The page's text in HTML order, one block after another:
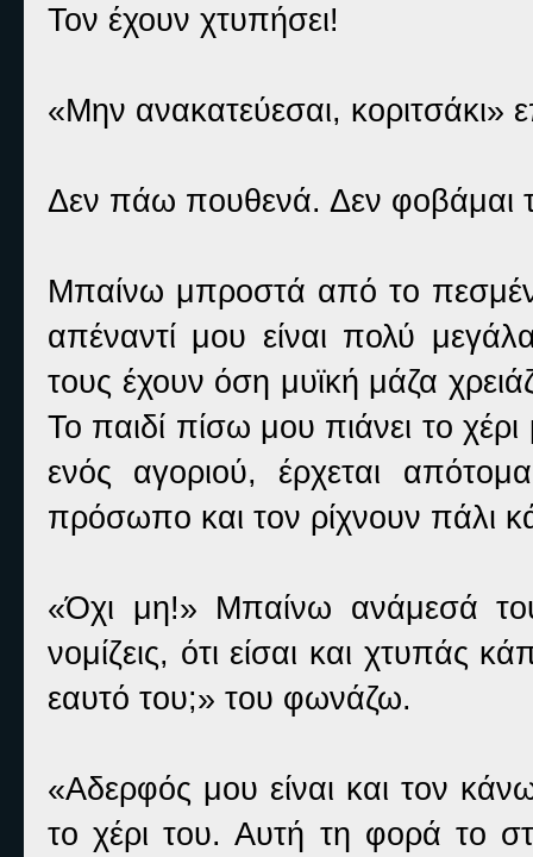
Τον έχουν χτυπήσει!
«Μην ανακατεύεσαι, κοριτσάκι»
Δεν πάω πουθενά. Δεν φοβάμαι
Μπαίνω μπροστά από το
απέναντί μου είναι πολύ
τους έχουν όση μυϊκή μάζα
Το παιδί πίσω μου πιάνει το
ενός αγοριού, έρχεται
πρόσωπο και τον ρίχνουν πάλι
«Όχι μη!» Μπαίνω ανάμεσά
νομίζεις, ότι είσαι και χτυπάς
εαυτό του;» του φωνάζω.
«Αδερφός μου είναι και τον
το χέρι του. Αυτή τη φορά το